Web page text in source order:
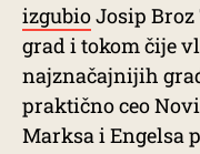
izgubioJosip
grad i tokom čije
najznačajnijih
praktično ceo
Marksa i Engelsa